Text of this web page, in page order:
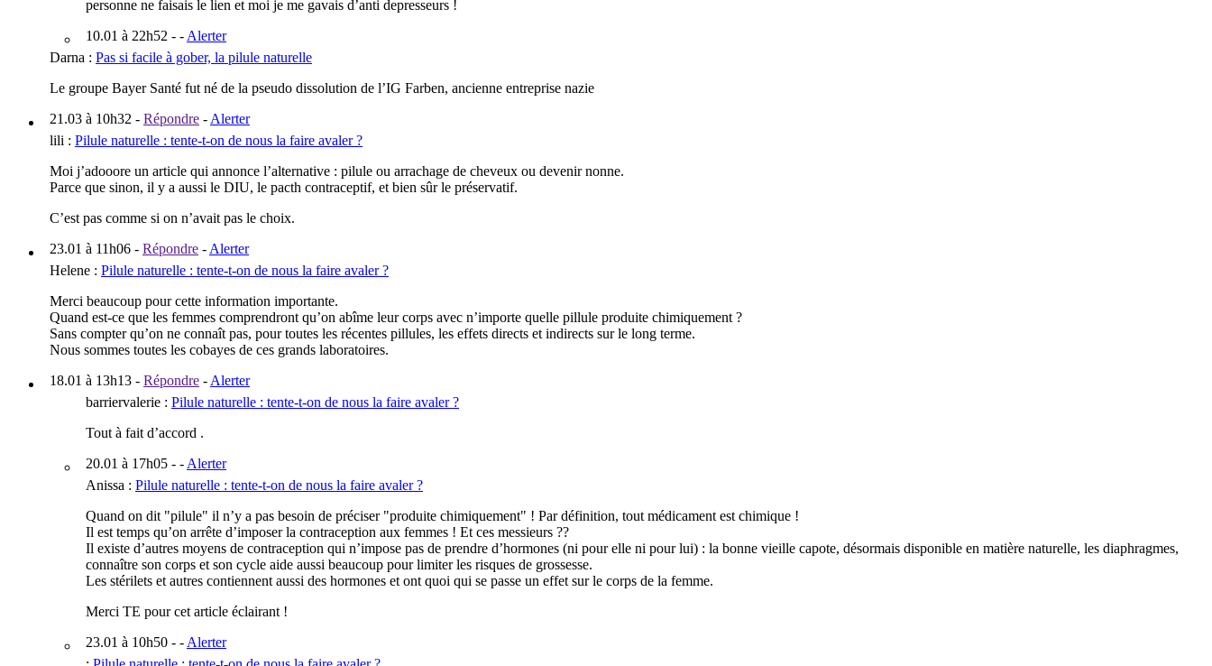
personne ne faisais le lien et moi je me gavais d’anti depresseurs !
10.01 à 22h52 - -Alerter
Darna : Pas si facile à gober, la pilule naturelle
Le groupe Bayer Santé fut né de la pseudo dissolution de l’IG Farben, ancienne entreprise nazie
21.03 à 10h32 - Répondre -Alerter
lili : Pilule naturelle : tente-t-on de nous la faire avaler ?
Moi j’adooore un article qui annonce l’alternative : pilule ou arrachage de cheveux ou devenir nonne.
Parce que sinon, il y a aussi le DIU, le pacth contraceptif, et bien sûr le préservatif.
C’est pas comme si on n’avait pas le choix.
23.01 à 11h06 - Répondre -Alerter
Helene : Pilule naturelle : tente-t-on de nous la faire avaler ?
Merci beaucoup pour cette information importante.
Quand est-ce que les femmes comprendront qu’on abîme leur corps avec n’importe quelle pillule produite chimiquement ?
Sans compter qu’on ne connaît pas, pour toutes les récentes pillules, les effets directs et indirects sur le long terme.
Nous sommes toutes les cobayes de ces grands laboratoires.
18.01 à 13h13 - Répondre -Alerter
barriervalerie : Pilule naturelle : tente-t-on de nous la faire avaler ?
Tout à fait d’accord .
20.01 à 17h05 - -Alerter
Anissa : Pilule naturelle : tente-t-on de nous la faire avaler ?
Quand on dit "pilule" il n’y a pas besoin de préciser "produite chimiquement" ! Par définition, tout médicament est chimique !
Il est temps qu’on arrête d’imposer la contraception aux femmes ! Et ces messieurs ??
Il existe d’autres moyens de contraception qui n’impose pas de prendre d’hormones (ni pour elle ni pour lui) : la bonne vieille capote, désormais disponible en matière naturelle, les diaphragmes,
connaître son corps et son cycle aide aussi beaucoup pour limiter les risques de grossesse.
Les stérilets et autres contiennent aussi des hormones et ont quoi qui se passe un effet sur le corps de la femme.
Merci TE pour cet article éclairant !
23.01 à 10h50 - -Alerter